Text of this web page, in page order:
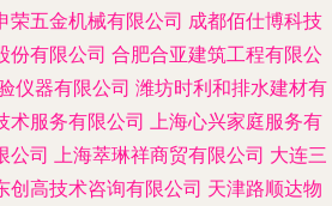
荣五金机械有限公司 成都佰仕博科技
份有限公司 合肥合亚建筑工程有限公
仪器有限公司 潍坊时利和排水建材有
术服务有限公司 上海心兴家庭服务有
公司 上海萃琳祥商贸有限公司 大连三
创高技术咨询有限公司 天津路顺达物